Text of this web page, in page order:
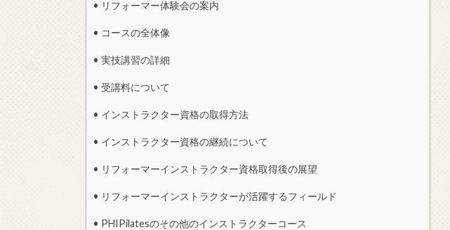
リフォーマー体験会の案内
コースの全体像
実技講習の詳細
受講料について
インストラクター資格の取得方法
インストラクター資格の継続について
リフォーマーインストラクター資格取得後の展望
リフォーマーインストラクターが活躍するフィールド
PHIPilatesのその他のインストラクターコース